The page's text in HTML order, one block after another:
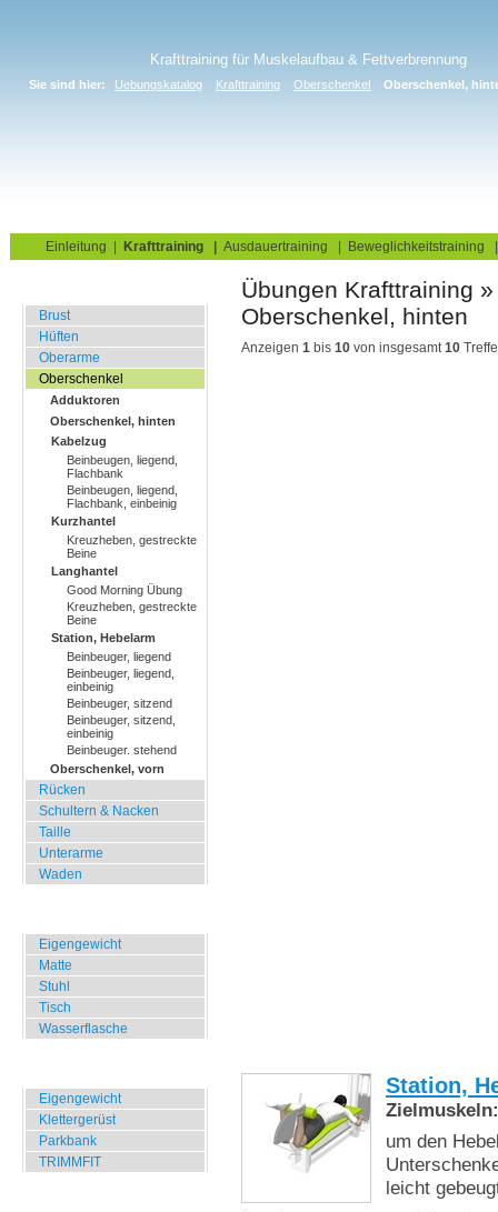
Krafttraining für Muskelaufbau & Fettverbrennung
Sie sind hier: Uebungskatalog Krafttraining Oberschenkel Oberschenkel,
Einleitung Krafttraining Ausdauertraining Beweglichkeitstraining
Brust
Hüften
Oberarme
Oberschenkel
Adduktoren
Oberschenkel, hinten
Kabelzug
Beinbeugen, liegend,
Flachbank
Beinbeugen, liegend,
Flachbank, einbeinig
Kurzhantel
Kreuzheben, gestreckte
Beine
Langhantel
Good Morning Übung
Kreuzheben, gestreckte
Beine
Station, Hebelarm
Beinbeuger, liegend
Beinbeuger, liegend,
einbeinig
Beinbeuger, sitzend
Beinbeuger, sitzend,
einbeinig
Beinbeuger. stehend
Oberschenkel, vorn
Rücken
Schultern & Nacken
Taille
Unterarme
Waden
Eigengewicht
Matte
Stuhl
Tisch
Wasserflasche
Eigengewicht
Klettergerüst
Parkbank
TRIMMFIT
Übungen Krafttraining »
Anzeigen 1 bis 10 von insgesamt 10
Station,
Zielmuskeln:
um den
leicht